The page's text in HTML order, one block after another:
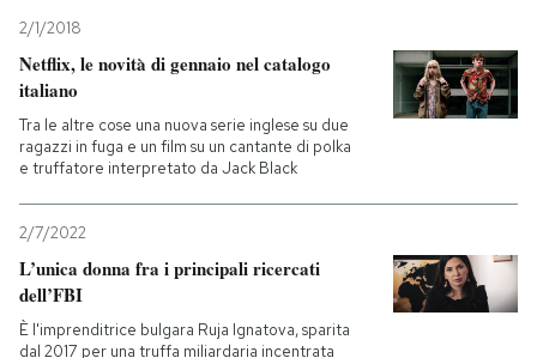
2/1/2018
Netflix, le novità di gennaio nel catalogo
italiano
Tra le altre cose una nuova serie inglese su due
ragazzi in fuga e un film su un cantante di polka
e truffatore interpretato da Jack Black
2/7/2022
L’unica donna fra i principali ricercati
dell’FBI
È l'imprenditrice bulgara Ruja Ignatova, sparita
dal 2017 per una truffa miliardaria incentrata